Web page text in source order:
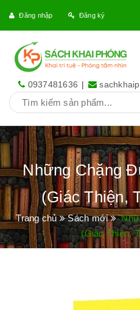
Đăng nhập Đăng ký
0937481636 |
Những Chặng
(Giác Thiện,
Trang chủ Sách mới
(Giác Thiện,